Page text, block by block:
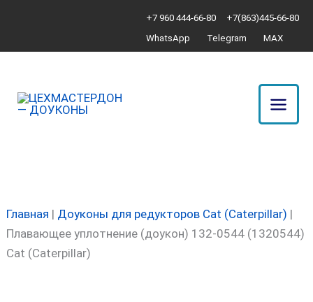
содержимому
+7 960 444-66-80
+7(863)445-66-80
WhatsApp
Telegram MAX
Главная | Доуконы для редукторов Cat (Caterpillar) |
Плавающее уплотнение (доукон) 132-0544 (1320544)
Cat (Caterpillar)
Плавающее
132-